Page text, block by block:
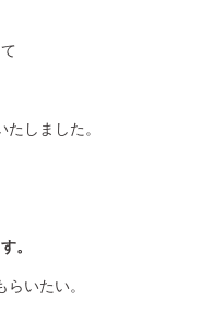
しました。
。
いたい。